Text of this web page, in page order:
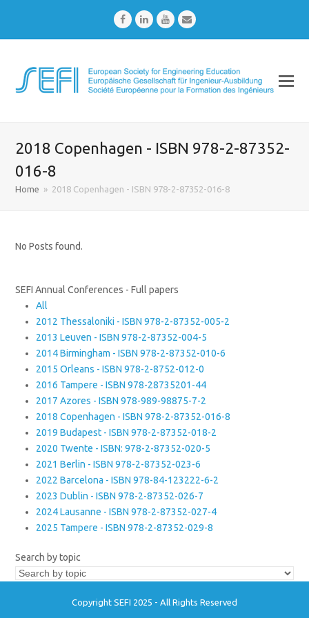
FacebookLinkedInYoutubeEmail
2018 Copenhagen - ISBN 978-2-87352-
016-8
Home » 2018 Copenhagen - ISBN 978-2-87352-016-8
No Posts found.
SEFI Annual Conferences - Full papers
All
2012 Thessaloniki - ISBN 978-2-87352-005-2
2013 Leuven - ISBN 978-2-87352-004-5
2014 Birmingham - ISBN 978-2-87352-010-6
2015 Orleans - ISBN 978-2-8752-012-0
2016 Tampere - ISBN 978-28735201-44
2017 Azores - ISBN 978-989-98875-7-2
2018 Copenhagen - ISBN 978-2-87352-016-8
2019 Budapest - ISBN 978-2-87352-018-2
2020 Twente - ISBN: 978-2-87352-020-5
2021 Berlin - ISBN 978-2-87352-023-6
2022 Barcelona - ISBN 978-84-123222-6-2
2023 Dublin - ISBN 978-2-87352-026-7
2024 Lausanne - ISBN 978-2-87352-027-4
2025 Tampere - ISBN 978-2-87352-029-8
Search by topic
Copyright SEFI 2025 - All Rights Reserved